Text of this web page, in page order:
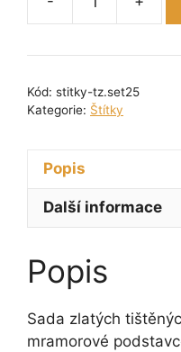
Kód: stitky-tz.set25
Kategorie: Štítky
Popis
Další informace
Popis
Sada zlatých
mramorové